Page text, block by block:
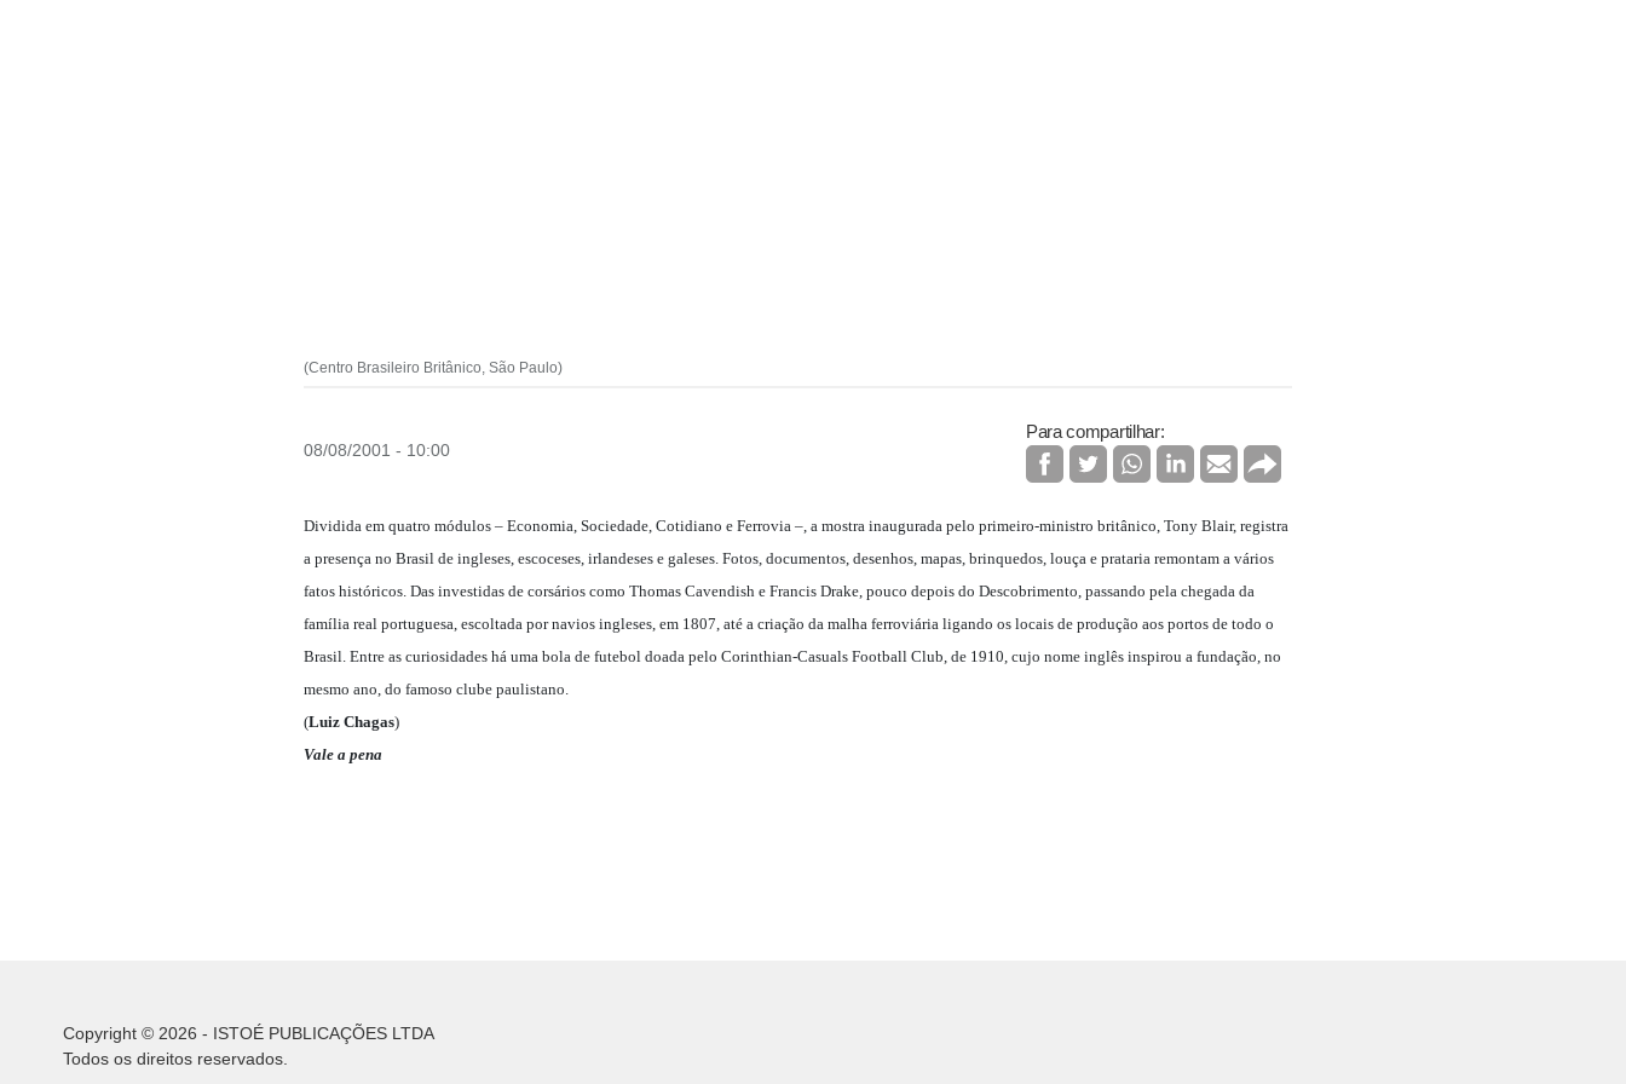
(Centro Brasileiro Britânico, São Paulo)
08/08/2001 - 10:00
Para compartilhar:
Dividida em quatro módulos – Economia, Sociedade, Cotidiano e Ferrovia –, a mostra inaugurada pelo primeiro-ministro britânico, Tony Blair, registra
a presença no Brasil de ingleses, escoceses, irlandeses e galeses. Fotos, documentos, desenhos, mapas, brinquedos, louça e prataria remontam a vários
fatos históricos. Das investidas de corsários como Thomas Cavendish e Francis Drake, pouco depois do Descobrimento, passando pela chegada da
família real portuguesa, escoltada por navios ingleses, em 1807, até a criação da malha ferroviária ligando os locais de produção aos portos de todo o
Brasil. Entre as curiosidades há uma bola de futebol doada pelo Corinthian-Casuals Football Club, de 1910, cujo nome inglês inspirou a fundação, no
mesmo ano, do famoso clube paulistano.
(Luiz Chagas)
Vale a pena
Copyright © 2026 - ISTOÉ PUBLICAÇÕES LTDA
Todos os direitos reservados.